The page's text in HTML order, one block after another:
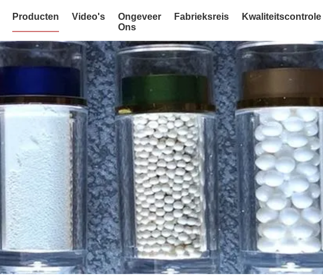
Producten Video's
Ongeveer
Ons
Fabrieksreis Kwaliteitscontrole